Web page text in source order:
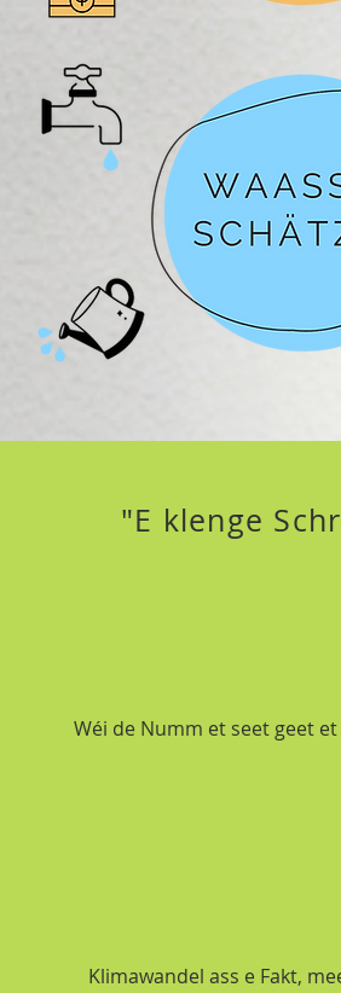
"E klenge
Wéi de Numm et seet geet
Klimawandel ass e Fakt,